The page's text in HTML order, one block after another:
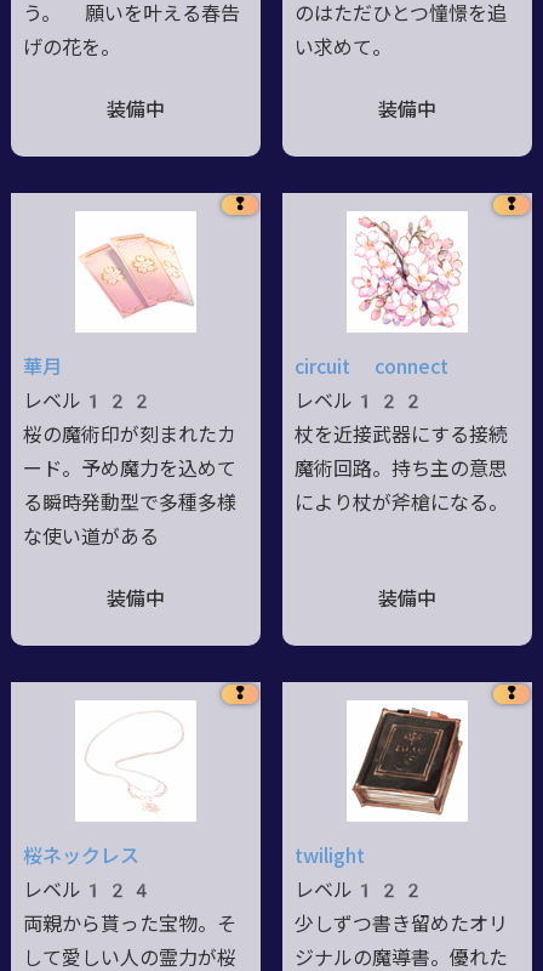
う。 願いを叶える春告
げの花を。
装備中
のはただひとつ憧憬を追
い求めて。
装備中
❢
華月
レベル122
桜の魔術印が刻まれたカ
ード。予め魔力を込めて
る瞬時発動型で多種多様
な使い道がある
装備中
❢
circuit connect
レベル122
杖を近接武器にする接続
魔術回路。持ち主の意思
により杖が斧槍になる。
装備中
❢
桜ネックレス
レベル124
両親から貰った宝物。そ
して愛しい人の霊力が桜
❢
twilight
レベル122
少しずつ書き留めたオリ
ジナルの魔導書。優れた